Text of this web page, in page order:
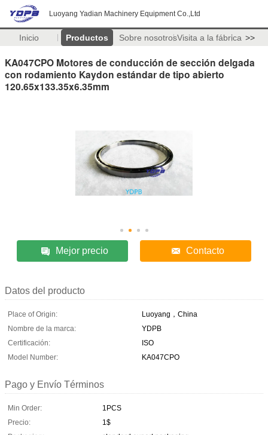
Luoyang Yadian Machinery Equipment Co.,Ltd
Inicio Productos Sobre nosotrosVisita a la fábrica >>
KA047CPO Motores de conducción de sección delgada
con rodamiento Kaydon estándar de tipo abierto
120.65x133.35x6.35mm
Mejor precio Contacto
Datos del producto
Place of Origin:
Luoyang，China
Nombre de la marca:
YDPB
Certificación:
ISO
Model Number:
KA047CPO
Pago y Envío Términos
Min Order:
1PCS
Precio:
1$